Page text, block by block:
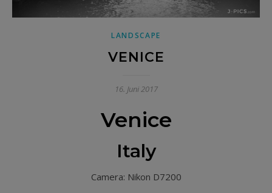
LANDSCAPE
VENICE
16. Juni 2017
Venice
Italy
Camera: Nikon D7200